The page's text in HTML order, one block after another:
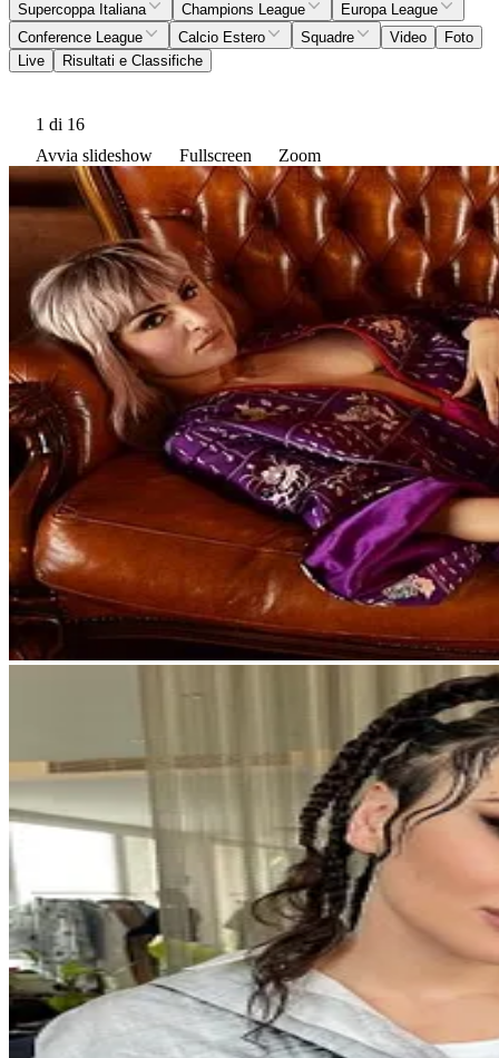
Supercoppa Italiana
Champions League
Europa League
Conference League
Calcio Estero Squadre Video
Foto
Live
Risultati e Classifiche
1 di 16
Avvia slideshow
Fullscreen Zoom